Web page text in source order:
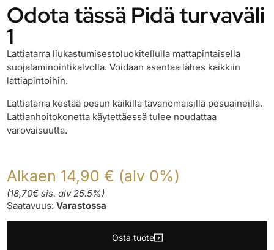
Odota tässä Pidä turvaväli
1
Lattiatarra liukastumisestoluokitellulla mattapintaisella
suojalaminointikalvolla. Voidaan asentaa lähes kaikkiin
lattiapintoihin.
Lattiatarra kestää pesun kaikilla tavanomaisilla pesuaineilla.
Lattianhoitokonetta käytettäessä tulee noudattaa
varovaisuutta.
Alkaen 14,90 € (alv 0%)
(18,70€ sis. alv 25.5%)
Saatavuus:Varastossa
Osta tuote